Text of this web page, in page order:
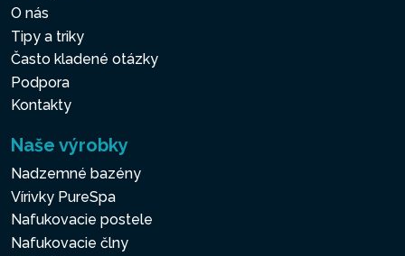
O nás
Tipy a triky
Často kladené otázky
Podpora
Kontakty
Naše výrobky
Nadzemné bazény
Vírivky PureSpa
Nafukovacie postele
Nafukovacie člny